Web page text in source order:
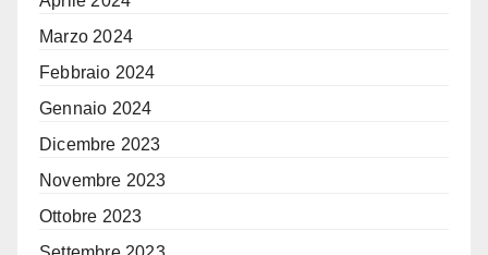
Marzo 2024
Febbraio 2024
Gennaio 2024
Dicembre 2023
Novembre 2023
Ottobre 2023